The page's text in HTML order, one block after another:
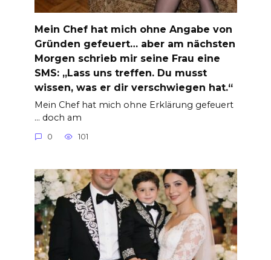
Mein Chef hat mich ohne Angabe von
Gründen gefeuert… aber am nächsten
Morgen schrieb mir seine Frau eine
SMS: „Lass uns treffen. Du musst
wissen, was er dir verschwiegen hat.“
Mein Chef hat mich ohne Erklärung gefeuert
… doch am
0 101